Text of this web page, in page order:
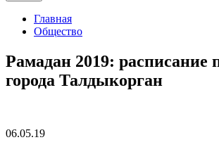
Главная
Общество
Рамадан 2019: расписание
города Талдыкорган
06.05.19